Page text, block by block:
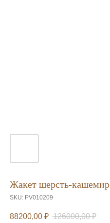
Жакет шерсть-кашемир
SKU: PV010209
88200,00 ₽ 126000,00 ₽